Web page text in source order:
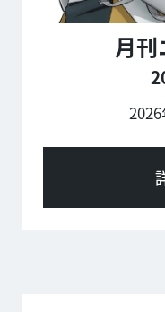
月